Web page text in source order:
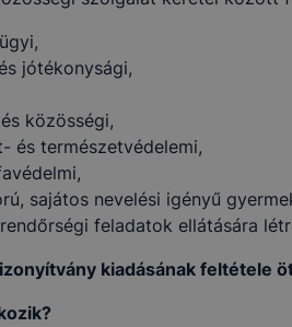
jótékonysági,
közösségi,
és természetvédelemi,
sajátos nevelési igényű
feladatok ellátására
kiadásának feltétele